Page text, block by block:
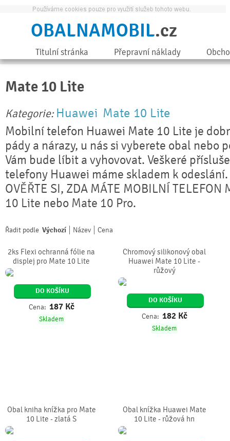
OBALNAMOBIL.cz
Titulní stránka Přepravní náklady
Mate 10 Lite
Kategorie: Huawei Mate 10 Lite
Mobilní telefon Huawei Mate 10 Lite je
pády a nárazy, u nás si vyberete obal nebo
Vám bude líbit a vyhovovat. Veškeré
telefony Huawei máme skladem k odeslání.
OVĚŘTE SI, ZDA MÁTE MOBILNÍ TELEFON
10 Lite nebo Mate 10 Pro.
Řadit podle Výchozí Název Cena
2ks Flexi ochranná fólie na
displej pro Mate 10 Lite
DO KOŠÍKU
Cena: 187 Kč
Skladem
Chromový silikonový obal
Huawei Mate 10 Lite -
růžový
DO KOŠÍKU
Cena: 182 Kč
Skladem
Obal kniha knížka pro Mate
10 Lite - zlatá S
Obal knížka Huawei Mate
10 Lite - růžová hn